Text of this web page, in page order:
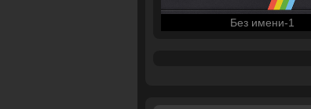
Без имени-1